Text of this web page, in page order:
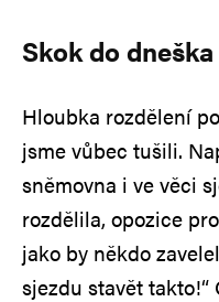
Skok do dneška
Hloubka rozdělení
jsme vůbec tušili.
sněmovna i ve věci
rozdělila, opozice
jako by někdo
sjezdu stavět takto!“